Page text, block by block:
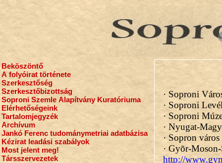
Beköszöntő
A folyóirat története
Szerkesztőség
Szerkesztőbizottság
Soproni Szemle Alapítvány Kuratóriuma
Elérhetőségeink
Tartalomjegyzék
Archívum
Jankó Ferenc tudománymetriai adatbázisa
Kézirat leadási szabályok
Most jelent meg!
Társszervezetek